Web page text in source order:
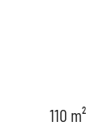
110 m²